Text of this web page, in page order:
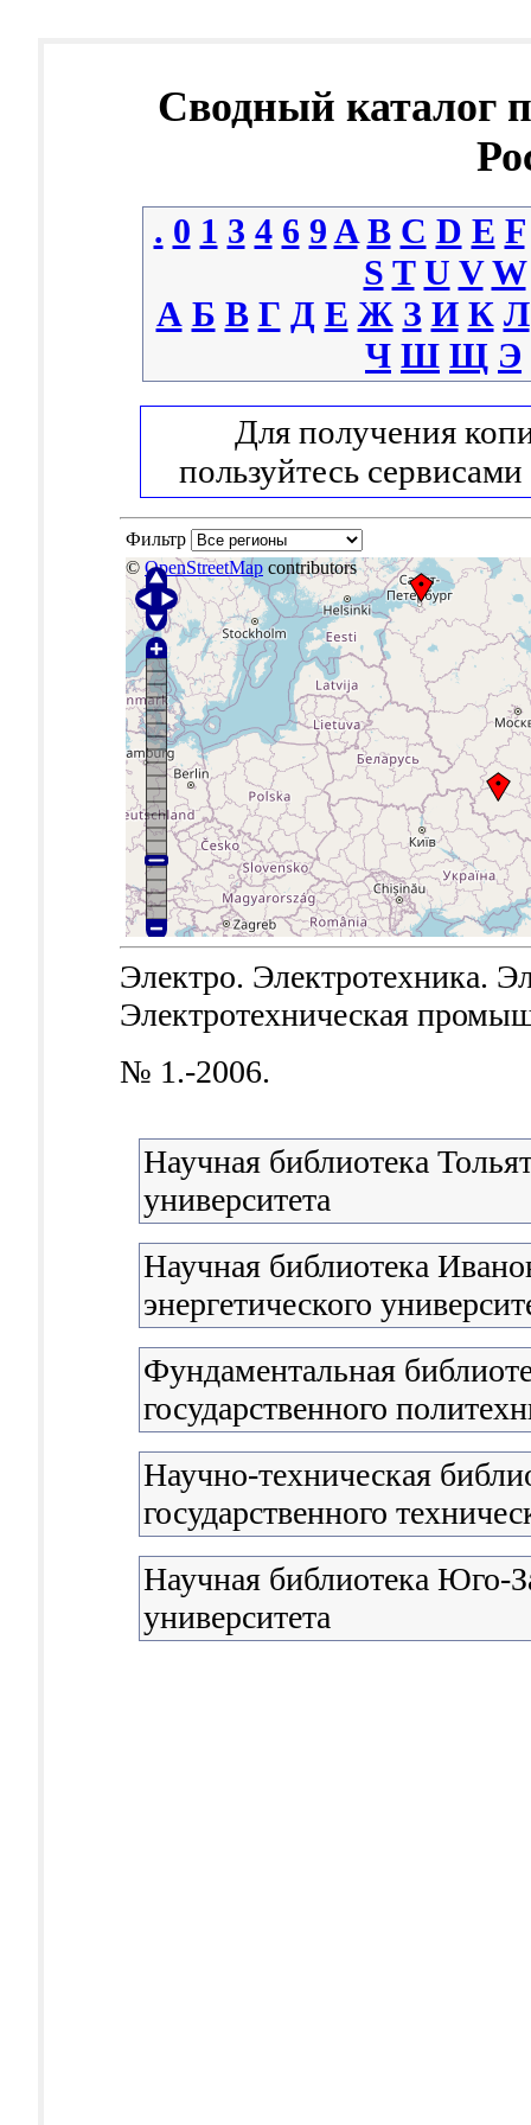
Сводный каталог
. 0 1 3 4 6 9 A B C D E F
S T U V W
А Б В Г Д Е Ж З И К Л
Ч Ш Щ Э
Для получения
пользуйтесь сервисами
Фильтр
© OpenStreetMap contributors
Электро. Электротехника.
Электротехническая
№ 1.-2006.
Научная библиотека
университета
Научная библиотека
энергетического
Фундаментальная
государственного
Научно-техническая
государственного
Научная библиотека Юго-
университета